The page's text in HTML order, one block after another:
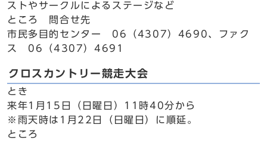
ストやサークルによるステージなど
ところ 問合せ先
市民多目的センター 06（4307）4690、ファク
ス 06（4307）4691
クロスカントリー競走大会
とき
来年1月15日（日曜日）11時40分から
※雨天時は1月22日（日曜日）に順延。
ところ